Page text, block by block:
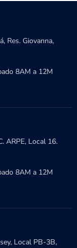
Res. Giovanna,
8AM a 12M
ARPE, Local 16.
8AM a 12M
Local PB-3B,